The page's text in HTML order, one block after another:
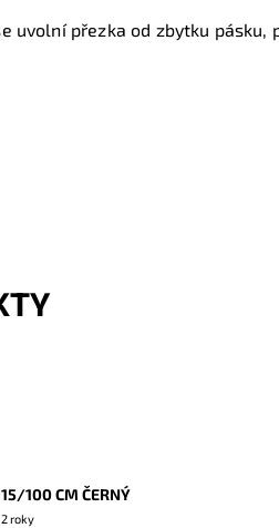
uvolní přezka od zbytku pásku,
100 CM ČERNÝ
roky